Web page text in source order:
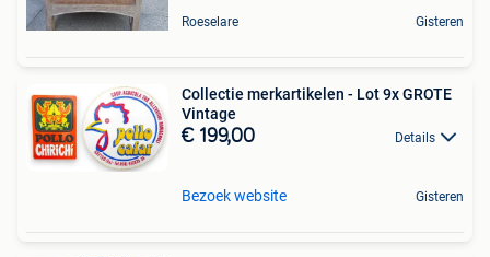
Roeselare Gisteren
Collectie merkartikelen - Lot 9x GROTE
Vintage
€ 199,00 Details
Bezoek website Gisteren